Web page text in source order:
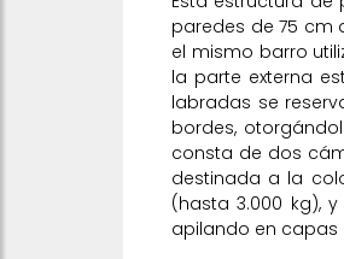
paredes de 75 cm
el mismo barro
la parte externa
labradas se
bordes,
consta de dos
destinada a la
(hasta 3.000 kg),
apilando en capas